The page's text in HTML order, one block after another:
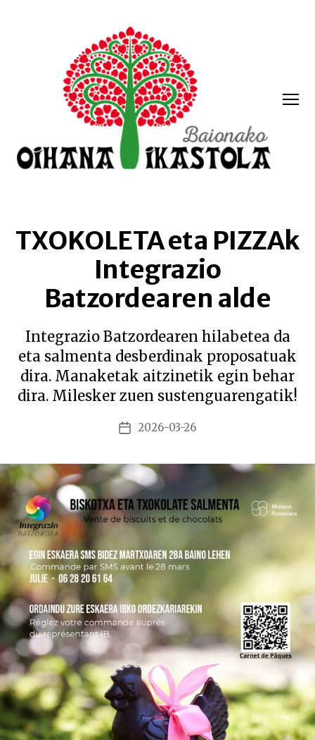
TXOKOLETA eta PIZZAk
Integrazio
Batzordearen alde
Integrazio Batzordearen hilabetea da
eta salmenta desberdinak proposatuak
dira. Manaketak aitzinetik egin behar
dira. Milesker zuen sustenguarengatik!
Argitalpenaren
2026-03-26